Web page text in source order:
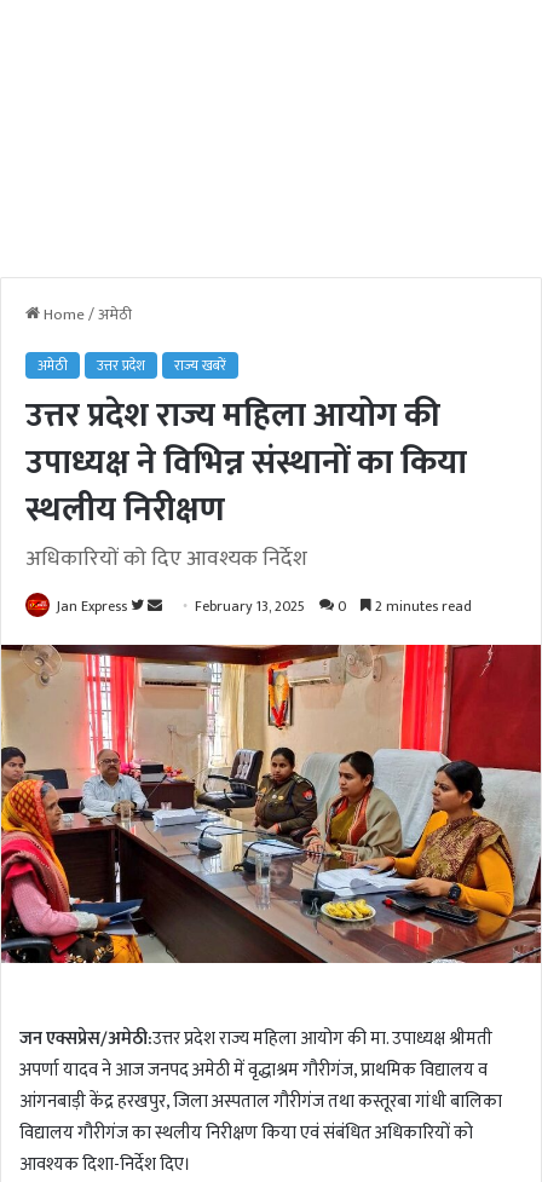
Home/अमेठी
अमेठी उत्तर प्रदेश राज्य खबरें
उत्तर प्रदेश राज्य महिला आयोग की
उपाध्यक्ष ने विभिन्न संस्थानों का किया
स्थलीय निरीक्षण
अधिकारियों को दिए आवश्यक निर्देश
Jan Express
F
l
l
o
n
T
t
t
n
d
a
e
m
a
i
February 13, 2025 0 2 minutes read
जन एक्सप्रेस/अमेठी:उत्तर प्रदेश राज्य महिला आयोग की मा. उपाध्यक्ष श्रीमती
अपर्णा यादव ने आज जनपद अमेठी में वृद्धाश्रम गौरीगंज, प्राथमिक विद्यालय व
आंगनबाड़ी केंद्र हरखपुर, जिला अस्पताल गौरीगंज तथा कस्तूरबा गांधी बालिका
विद्यालय गौरीगंज का स्थलीय निरीक्षण किया एवं संबंधित अधिकारियों को
आवश्यक दिशा-निर्देश दिए।